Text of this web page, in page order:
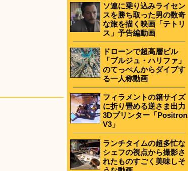
ソ連に乗り込みライセン
スを勝ち取った男の数奇
な旅を描く映画「テトリ
ス」予告編動画
ドローンで超高層ビル
「ブルジュ・ハリファ」
のてっぺんからダイブす
る一人称動画
フィラメントの箱サイズ
に折り畳める逆さま出力
3Dプリンター「Positron
V3」
ランチタイムの超多忙な
シェフの視点から撮影さ
れたものすごく美味しそ